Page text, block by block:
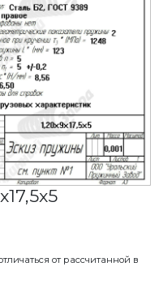
от рассчитанной в